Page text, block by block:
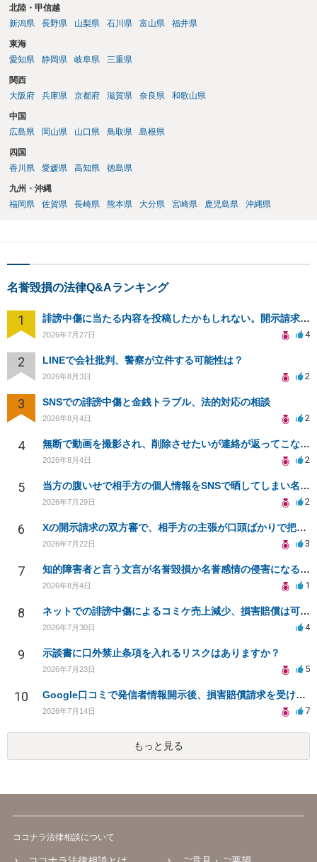
北陸・甲信越
新潟県
長野県 山梨県 石川県 富山県 福井県
東海
愛知県
静岡県 岐阜県 三重県
関西
大阪府
兵庫県 京都府 滋賀県 奈良県 和歌山県
中国
広島県
岡山県 山口県 鳥取県 島根県
四国
香川県
愛媛県 高知県 徳島県
九州・沖縄
福岡県
佐賀県 長崎県 熊本県 大分県 宮崎県 鹿児島県 沖縄県
名誉毀損の法律Q&Aランキング
1 誹謗中傷に当たる内容を投稿したかもしれない。開示請求や民事刑事裁判に発展しうるのか教えて欲しい。
2026年7月27日 4
2 LINEで会社批判、警察が立件する可能性は？
2026年8月3日 2
3 SNSでの誹謗中傷と金銭トラブル、法的対応の相談
2026年8月4日 2
4 無断で動画を撮影され、削除させたいが連絡が返ってこない。
2026年8月4日 2
5 当方の腹いせで相手方の個人情報をSNSで晒してしまい名誉毀損させてしまったかもしれない
2026年7月29日 2
6 Xの開示請求の双方審で、相手方の主張が口頭ばかりで把握しきれません
2026年7月22日 3
7 知的障害者と言う文言が名誉毀損か名誉感情の侵害になるか教えてほしい。
2026年8月4日 1
8 ネットでの誹謗中傷によるコミケ売上減少、損害賠償は可能か？
2026年7月30日 4
9 示談書に口外禁止条項を入れるリスクはありますか？
2026年7月23日 5
10 Google口コミで発信者情報開示後、損害賠償請求を受けています。示談について相談です。
2026年7月14日 7
もっと見る
ココナラ法律相談について